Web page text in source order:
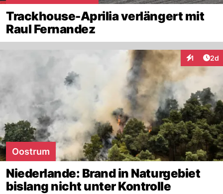
Trackhouse-Aprilia verlängert mit
Raul Fernandez
1 2d
Oostrum
Niederlande: Brand in Naturgebiet
bislang nicht unter Kontrolle